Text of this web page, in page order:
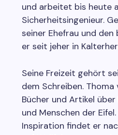
und arbeitet bis heute
Sicherheitsingenieur.
seiner Ehefrau und
er seit jeher in
Seine Freizeit gehört
dem Schreiben.
Bücher und Artikel
und Menschen der
Inspiration findet er